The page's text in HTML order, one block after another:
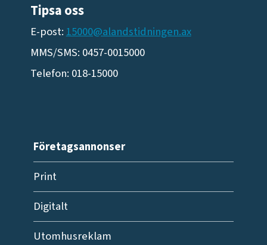
Tipsa oss
E-post:15000@alandstidningen.ax
MMS/SMS: 0457-0015000
Telefon: 018-15000
Företagsannonser
Print
Digitalt
Utomhusreklam